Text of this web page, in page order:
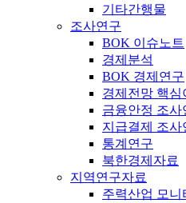
기타간행물
조사연구
BOK 이슈노트
경제분석
BOK 경제연구
경제전망 핵심
금융안정 조사
지급결제 조사
통계연구
북한경제자료
지역연구자료
주력산업 모니